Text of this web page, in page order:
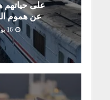
على حياتهم
عن هموم
16 يوليو، 2026